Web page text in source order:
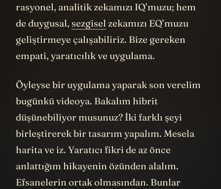
rasyonel, analitik zekamızı IQ’muzu; hem
de duygusal, sezgisel zekamızı EQ’muzu
geliştirmeye çalışabiliriz. Bize gereken
empati, yaratıcılık ve uygulama.
Öyleyse bir uygulama yaparak son verelim
bugünkü videoya. Bakalım hibrit
düşünebiliyor musunuz? İki farklı şeyi
birleştirerek bir tasarım yapalım. Mesela
harita ve iz. Yaratıcı fikri de az önce
anlattığım hikayenin özünden alalım.
Efsanelerin ortak olmasından. Bunlar